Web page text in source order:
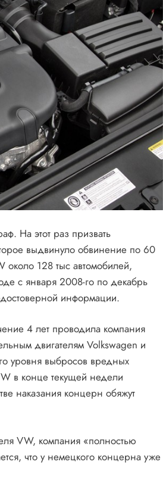
На этот раз призвать
выдвинуло обвинение по 60
128 тыс автомобилей,
с января 2008-го по декабрь
информации.
4 лет проводила компания
двигателям Volkswagen и
уровня выбросов вредных
в конце текущей недели
наказания концерн обяжут
VW, компания «полностью
что у немецкого концерна уже